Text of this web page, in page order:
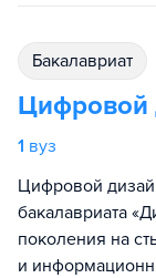
бакалавриат
Цифровой
1 вуз
Цифровой
бакалавриата
поколения на
и